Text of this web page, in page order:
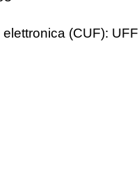
(CUF):